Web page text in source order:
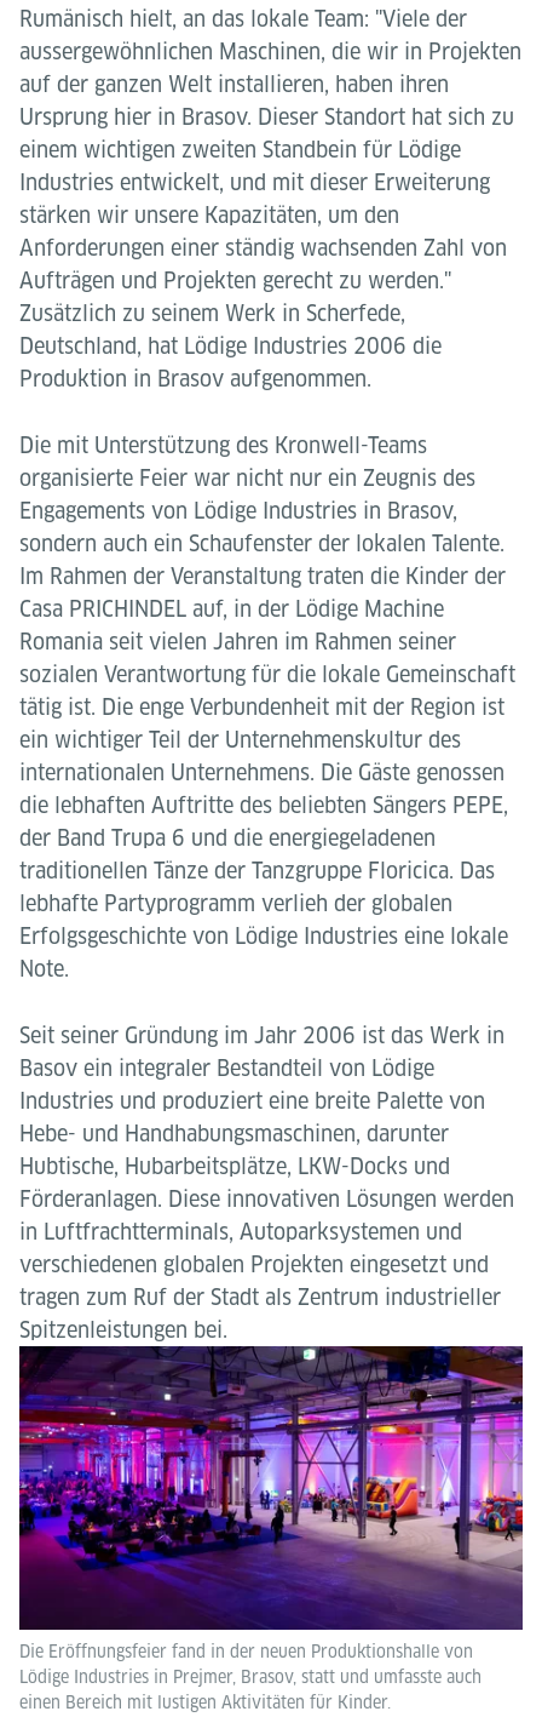
Rumänisch hielt, an das lokale Team: "Viele der
aussergewöhnlichen Maschinen, die wir in Projekten
auf der ganzen Welt installieren, haben ihren
Ursprung hier in Brasov. Dieser Standort hat sich zu
einem wichtigen zweiten Standbein für Lödige
Industries entwickelt, und mit dieser Erweiterung
stärken wir unsere Kapazitäten, um den
Anforderungen einer ständig wachsenden Zahl von
Aufträgen und Projekten gerecht zu werden."
Zusätzlich zu seinem Werk in Scherfede,
Deutschland, hat Lödige Industries 2006 die
Produktion in Brasov aufgenommen.
Die mit Unterstützung des Kronwell-Teams
organisierte Feier war nicht nur ein Zeugnis des
Engagements von Lödige Industries in Brasov,
sondern auch ein Schaufenster der lokalen Talente.
Im Rahmen der Veranstaltung traten die Kinder der
Casa PRICHINDEL auf, in der Lödige Machine
Romania seit vielen Jahren im Rahmen seiner
sozialen Verantwortung für die lokale Gemeinschaft
tätig ist. Die enge Verbundenheit mit der Region ist
ein wichtiger Teil der Unternehmenskultur des
internationalen Unternehmens. Die Gäste genossen
die lebhaften Auftritte des beliebten Sängers PEPE,
der Band Trupa 6 und die energiegeladenen
traditionellen Tänze der Tanzgruppe Floricica. Das
lebhafte Partyprogramm verlieh der globalen
Erfolgsgeschichte von Lödige Industries eine lokale
Note.
Seit seiner Gründung im Jahr 2006 ist das Werk in
Basov ein integraler Bestandteil von Lödige
Industries und produziert eine breite Palette von
Hebe- und Handhabungsmaschinen, darunter
Hubtische, Hubarbeitsplätze, LKW-Docks und
Förderanlagen. Diese innovativen Lösungen werden
in Luftfrachtterminals, Autoparksystemen und
verschiedenen globalen Projekten eingesetzt und
tragen zum Ruf der Stadt als Zentrum industrieller
Spitzenleistungen bei.
Die Eröffnungsfeier fand in der neuen Produktionshalle von
Lödige Industries in Prejmer, Brasov, statt und umfasste auch
einen Bereich mit lustigen Aktivitäten für Kinder.